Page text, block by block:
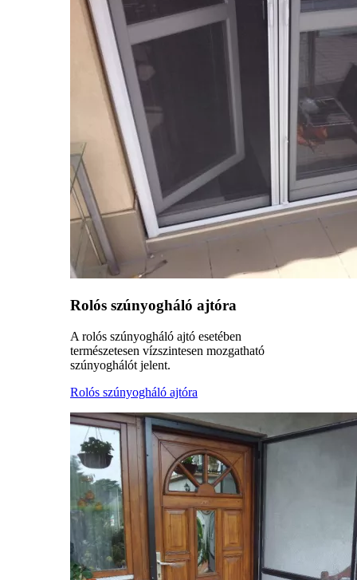
Rolós szúnyogháló ajtóra
A rolós szúnyogháló ajtó esetében
természetesen vízszintesen mozgatható
szúnyoghálót jelent.
Rolós szúnyogháló ajtóra